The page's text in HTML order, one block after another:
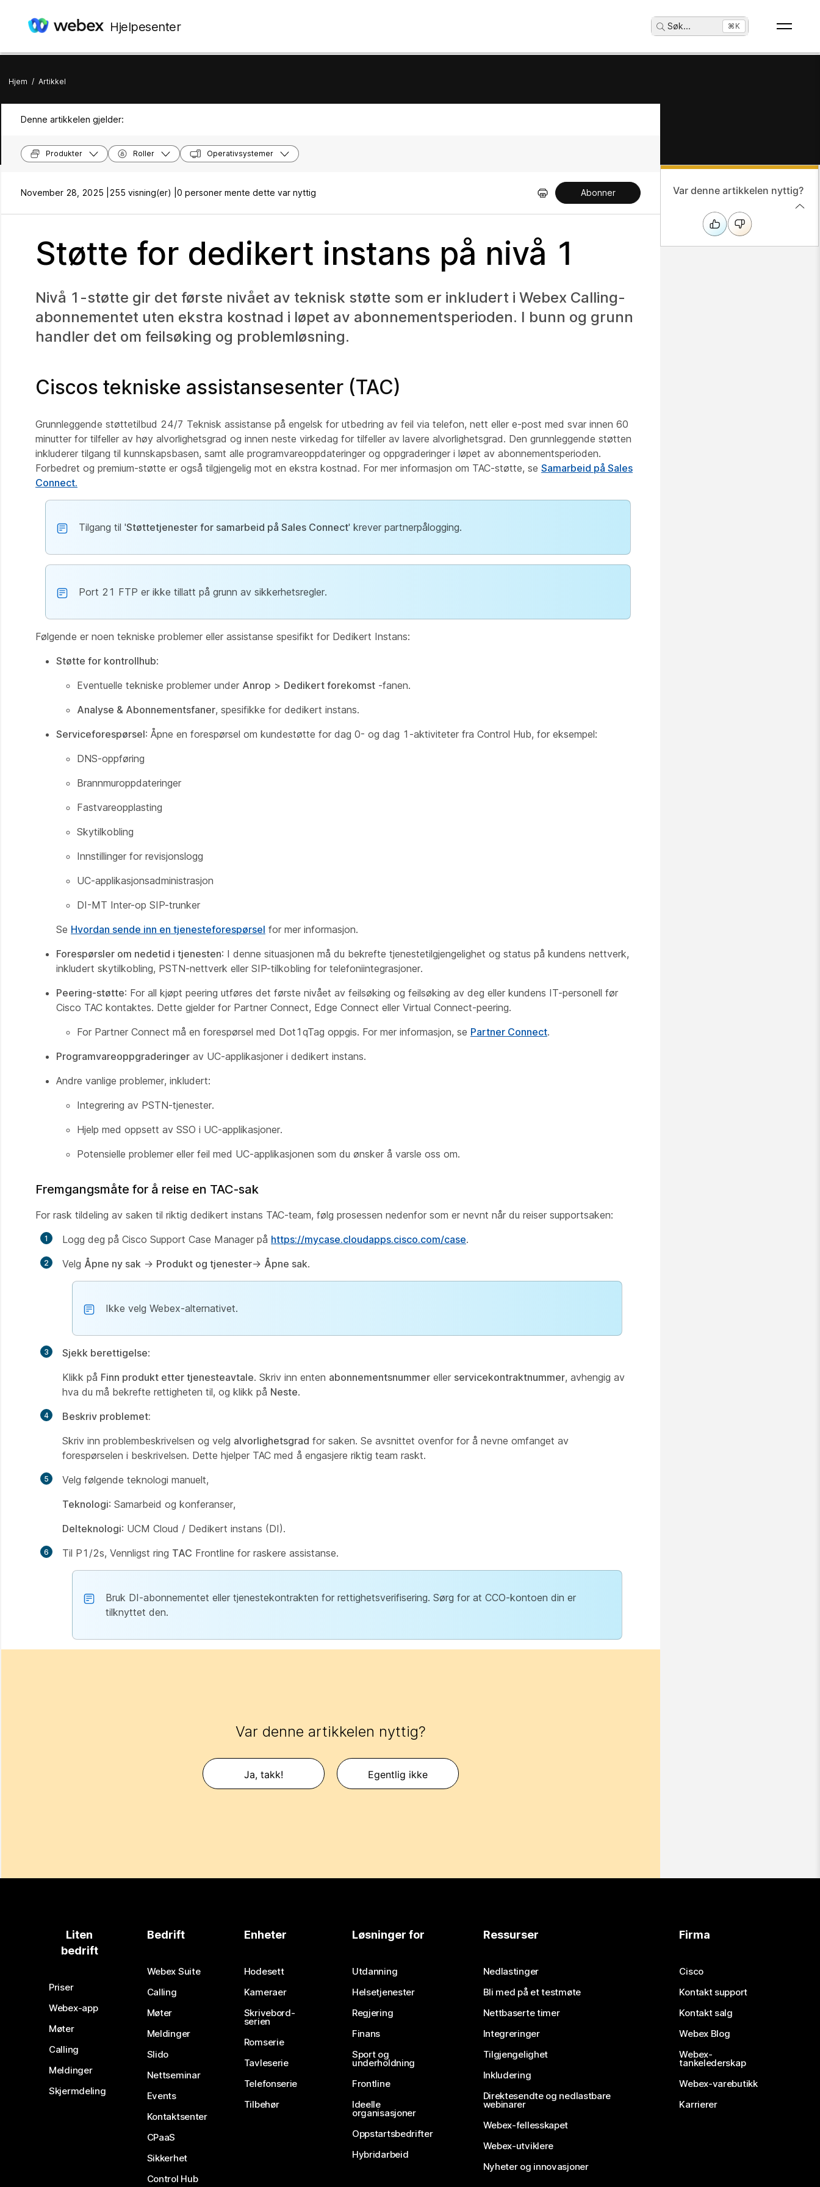
Hjelpesenter Søk... ⌘K
Hjem / Artikkel
Denne artikkelen gjelder:
Produkter Roller Operativsystemer
November 28, 2025 | 255 visning(er) | 0 personer mente dette var nyttig Abonner
Støtte for dedikert instans på nivå 1
Nivå 1-støtte gir det første nivået av teknisk støtte som er inkludert i Webex Calling-
abonnementet uten ekstra kostnad i løpet av abonnementsperioden. I bunn og grunn
handler det om feilsøking og problemløsning.
Ciscos tekniske assistansesenter (TAC)
Grunnleggende støttetilbud 24/7 Teknisk assistanse på engelsk for utbedring av feil via telefon, nett eller e-post med svar innen 60
minutter for tilfeller av høy alvorlighetsgrad og innen neste virkedag for tilfeller av lavere alvorlighetsgrad. Den grunnleggende støtten
inkluderer tilgang til kunnskapsbasen, samt alle programvareoppdateringer og oppgraderinger i løpet av abonnementsperioden.
Forbedret og premium-støtte er også tilgjengelig mot en ekstra kostnad. For mer informasjon om TAC-støtte, se Samarbeid på Sales
Connect.
Tilgang til 'Støttetjenester for samarbeid på Sales Connect' krever partnerpålogging.
Port 21 FTP er ikke tillatt på grunn av sikkerhetsregler.
Følgende er noen tekniske problemer eller assistanse spesifikt for Dedikert Instans:
Støtte for kontrollhub:
Eventuelle tekniske problemer under Anrop > Dedikert forekomst -fanen.
Analyse & Abonnementsfaner, spesifikke for dedikert instans.
Serviceforespørsel: Åpne en forespørsel om kundestøtte for dag 0- og dag 1-aktiviteter fra Control Hub, for eksempel:
DNS-oppføring
Brannmuroppdateringer
Fastvareopplasting
Skytilkobling
Innstillinger for revisjonslogg
UC-applikasjonsadministrasjon
DI-MT Inter-op SIP-trunker
Se Hvordan sende inn en tjenesteforespørsel for mer informasjon.
Forespørsler om nedetid i tjenesten: I denne situasjonen må du bekrefte tjenestetilgjengelighet og status på kundens nettverk,
inkludert skytilkobling, PSTN-nettverk eller SIP-tilkobling for telefoniintegrasjoner.
Peering-støtte: For all kjøpt peering utføres det første nivået av feilsøking og feilsøking av deg eller kundens IT-personell før
Cisco TAC kontaktes. Dette gjelder for Partner Connect, Edge Connect eller Virtual Connect-peering.
For Partner Connect må en forespørsel med Dot1qTag oppgis. For mer informasjon, se Partner Connect.
Programvareoppgraderinger av UC-applikasjoner i dedikert instans.
Andre vanlige problemer, inkludert:
Integrering av PSTN-tjenester.
Hjelp med oppsett av SSO i UC-applikasjoner.
Potensielle problemer eller feil med UC-applikasjonen som du ønsker å varsle oss om.
Fremgangsmåte for å reise en TAC-sak
For rask tildeling av saken til riktig dedikert instans TAC-team, følg prosessen nedenfor som er nevnt når du reiser supportsaken:
Logg deg på Cisco Support Case Manager på https://mycase.cloudapps.cisco.com/case.
Velg Åpne ny sak → Produkt og tjenester→ Åpne sak.
Ikke velg Webex-alternativet.
Sjekk berettigelse:
Klikk på Finn produkt etter tjenesteavtale. Skriv inn enten abonnementsnummer eller servicekontraktnummer, avhengig av
hva du må bekrefte rettigheten til, og klikk på Neste.
Beskriv problemet:
Skriv inn problembeskrivelsen og velg alvorlighetsgrad for saken. Se avsnittet ovenfor for å nevne omfanget av
forespørselen i beskrivelsen. Dette hjelper TAC med å engasjere riktig team raskt.
Velg følgende teknologi manuelt,
Teknologi: Samarbeid og konferanser,
Delteknologi: UCM Cloud / Dedikert instans (DI).
Til P1/2s, Vennligst ring TAC Frontline for raskere assistanse.
Bruk DI-abonnementet eller tjenestekontrakten for rettighetsverifisering. Sørg for at CCO-kontoen din er
tilknyttet den.
Var denne artikkelen nyttig?
Ja, takk! Egentlig ikke
Var denne artikkelen nyttig?
Liten
bedrift
Priser
Webex-app
Møter
Calling
Meldinger
Skjermdeling
Bedrift
Webex Suite
Calling
Møter
Meldinger
Slido
Nettseminar
Events
Kontaktsenter
CPaaS
Sikkerhet
Control Hub
Enheter
Hodesett
Kameraer
Skrivebord-
serien
Romserie
Tavleserie
Telefonserie
Tilbehør
Løsninger for
Utdanning
Helsetjenester
Regjering
Finans
Sport og
underholdning
Frontline
Ideelle
organisasjoner
Oppstartsbedrifter
Hybridarbeid
Ressurser
Nedlastinger
Bli med på et testmøte
Nettbaserte timer
Integreringer
Tilgjengelighet
Inkludering
Direktesendte og nedlastbare
webinarer
Webex-fellesskapet
Webex-utviklere
Nyheter og innovasjoner
Firma
Cisco
Kontakt support
Kontakt salg
Webex Blog
Webex-
tankelederskap
Webex-varebutikk
Karrierer